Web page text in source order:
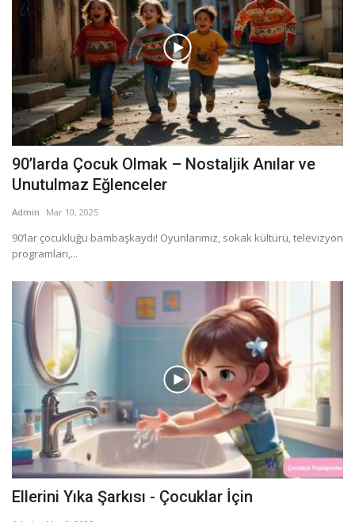
90’larda Çocuk Olmak – Nostaljik Anılar ve
Unutulmaz Eğlenceler
Admin Mar 10, 2025
90’lar çocukluğu bambaşkaydı! Oyunlarımız, sokak kültürü, televizyon
programları,...
Ellerini Yıka Şarkısı - Çocuklar İçin